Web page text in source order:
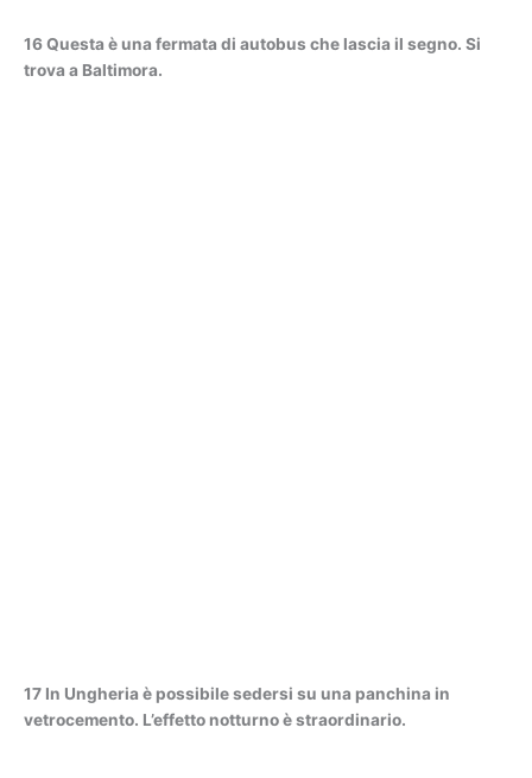
16 Questa è una fermata di autobus che lascia il segno. Si
trova a Baltimora.
17 In Ungheria è possibile sedersi su una panchina in
vetrocemento. L’effetto notturno è straordinario.